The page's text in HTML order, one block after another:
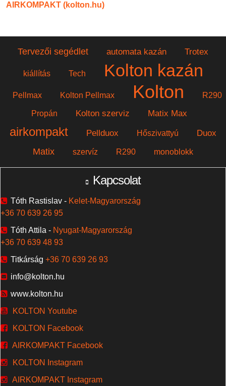
AIRKOMPAKT (kolton.hu)
Tervezői segédlet automata kazán Trotex
kiállítás Tech Kolton kazán
Pellmax Kolton Pellmax Kolton R290
Propán Kolton szerviz Matix Max
airkompakt Pellduox Hőszivattyú Duox
Matix szervíz R290 monoblokk
Kapcsolat
Tóth Rastislav - Kelet-Magyarország
+36 70 639 26 95
Tóth Attila - Nyugat-Magyarország
+36 70 639 48 93
Titkárság +36 70 639 26 93
info@kolton.hu
www.kolton.hu
KOLTON Youtube
KOLTON Facebook
AIRKOMPAKT Facebook
KOLTON Instagram
AIRKOMPAKT Instagram